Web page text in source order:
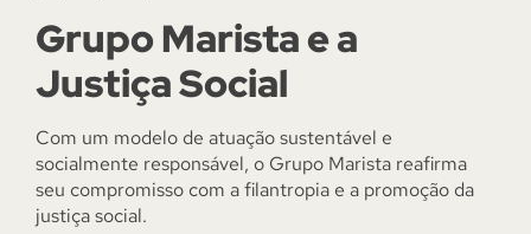
Grupo Marista e a
Justiça Social
Com um modelo de atuação sustentável e
socialmente responsável, o Grupo Marista reafirma
seu compromisso com a filantropia e a promoção da
justiça social.